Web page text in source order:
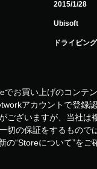
2015/1/28
Ubisoft
ドライビン
でお買い上げのコンテ
アカウントで登録
ございますが、当社は
切の保証をするもので
の“Storeについて”をご